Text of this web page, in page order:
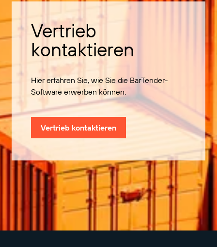
Vertrieb
kontaktieren
Hier erfahren Sie, wie Sie die BarTender-
Software erwerben können.
Vertrieb kontaktieren